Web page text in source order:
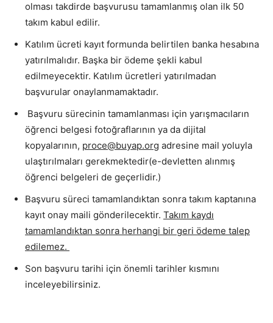
olması takdirde başvurusu tamamlanmış olan ilk 50
takım kabul edilir.
Katılım ücreti kayıt formunda belirtilen banka hesabına
yatırılmalıdır. Başka bir ödeme şekli kabul
edilmeyecektir. Katılım ücretleri yatırılmadan
başvurular onaylanmamaktadır.
Başvuru sürecinin tamamlanması için yarışmacıların
öğrenci belgesi fotoğraflarının ya da dijital
kopyalarının, proce@buyap.org adresine mail yoluyla
ulaştırılmaları gerekmektedir(e-devletten alınmış
öğrenci belgeleri de geçerlidir.)
Başvuru süreci tamamlandıktan sonra takım kaptanına
kayıt onay maili gönderilecektir. Takım kaydı
tamamlandıktan sonra herhangi bir geri ödeme talep
edilemez.
Son başvuru tarihi için önemli tarihler kısmını
inceleyebilirsiniz.